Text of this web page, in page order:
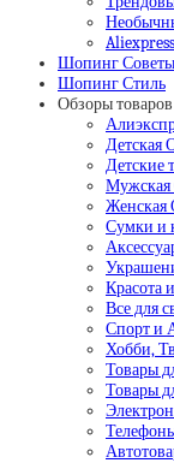
Шопинг Советы
Шопинг Стиль
Обзоры товаров
Детская
Детские
Мужская
Женская
Сумки и
Красота
Все для
Спорт и
Хобби,
Товары
Товары